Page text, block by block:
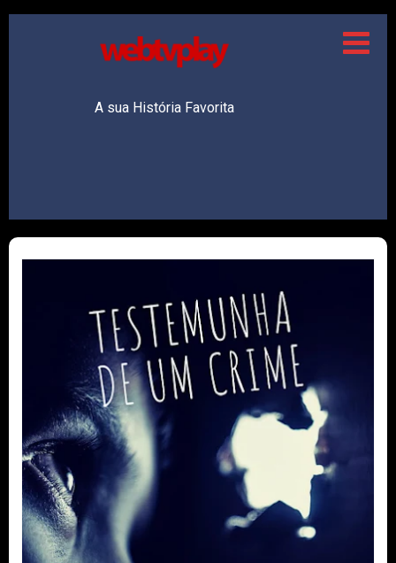
A sua História Favorita